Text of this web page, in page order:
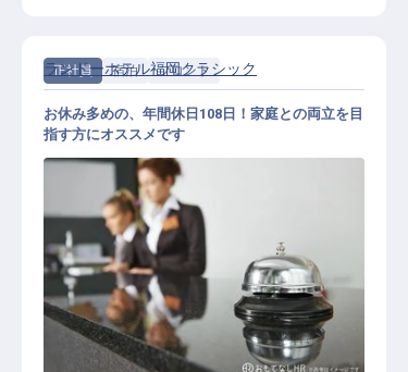
正社員 宿泊 フロント
フロント（一般職）
ランドーホテル福岡クラシック
お休み多めの、年間休日108日！家庭との両立を目
指す方にオススメです